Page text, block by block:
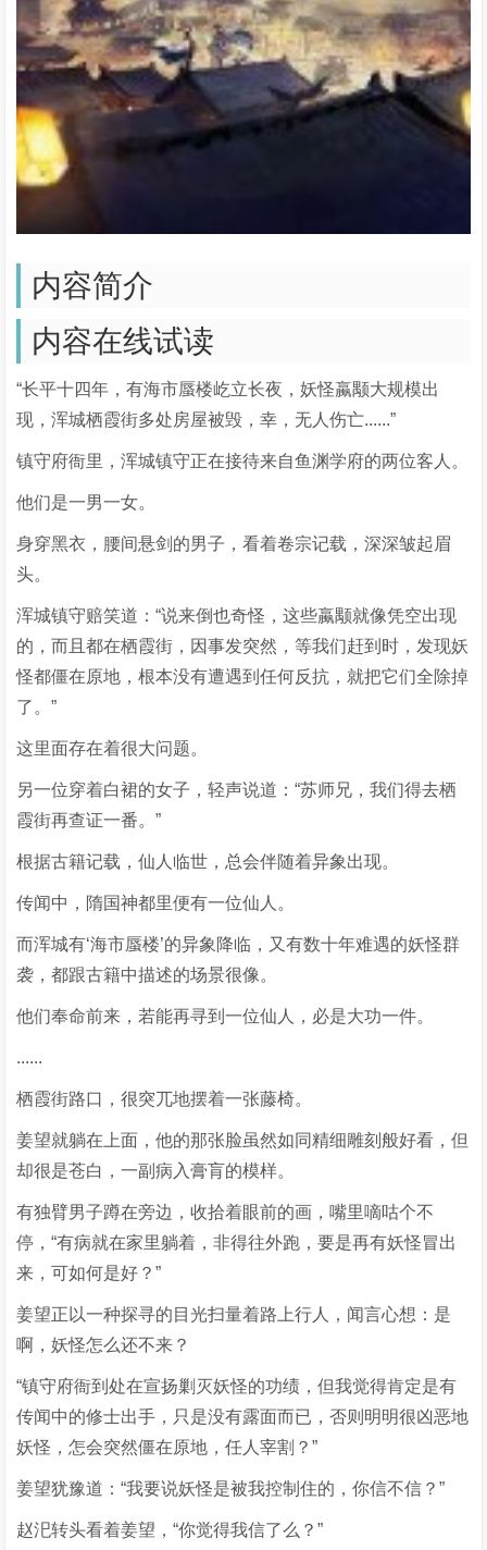
内容简介
内容在线试读
“长平十四年，有海市蜃楼屹立长夜，妖怪蠃颙大规模出
现，浑城栖霞街多处房屋被毁，幸，无人伤亡......”
镇守府衙里，浑城镇守正在接待来自鱼渊学府的两位客人。
他们是一男一女。
身穿黑衣，腰间悬剑的男子，看着卷宗记载，深深皱起眉
头。
浑城镇守赔笑道：“说来倒也奇怪，这些蠃颙就像凭空出现
的，而且都在栖霞街，因事发突然，等我们赶到时，发现妖
怪都僵在原地，根本没有遭遇到任何反抗，就把它们全除掉
了。”
这里面存在着很大问题。
另一位穿着白裙的女子，轻声说道：“苏师兄，我们得去栖
霞街再查证一番。”
根据古籍记载，仙人临世，总会伴随着异象出现。
传闻中，隋国神都里便有一位仙人。
而浑城有‘海市蜃楼’的异象降临，又有数十年难遇的妖怪群
袭，都跟古籍中描述的场景很像。
他们奉命前来，若能再寻到一位仙人，必是大功一件。
......
栖霞街路口，很突兀地摆着一张藤椅。
姜望就躺在上面，他的那张脸虽然如同精细雕刻般好看，但
却很是苍白，一副病入膏肓的模样。
有独臂男子蹲在旁边，收拾着眼前的画，嘴里嘀咕个不
停，“有病就在家里躺着，非得往外跑，要是再有妖怪冒出
来，可如何是好？”
姜望正以一种探寻的目光扫量着路上行人，闻言心想：是
啊，妖怪怎么还不来？
“镇守府衙到处在宣扬剿灭妖怪的功绩，但我觉得肯定是有
传闻中的修士出手，只是没有露面而已，否则明明很凶恶地
妖怪，怎会突然僵在原地，任人宰割？”
姜望犹豫道：“我要说妖怪是被我控制住的，你信不信？”
赵汜转头看着姜望，“你觉得我信了么？”